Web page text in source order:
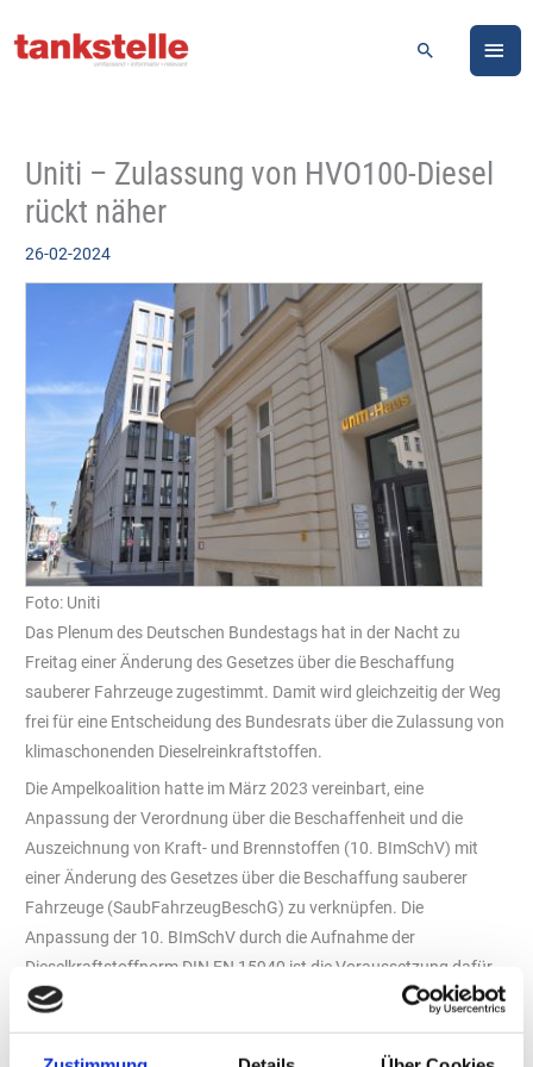
Inhalt
Suchen
Uniti – Zulassung von HVO100-Diesel
rückt näher
26-02-2024
Foto: Uniti
Das Plenum des Deutschen Bundestags hat in der Nacht zu
Freitag einer Änderung des Gesetzes über die Beschaffung
sauberer Fahrzeuge zugestimmt. Damit wird gleichzeitig der Weg
frei für eine Entscheidung des Bundesrats über die Zulassung von
klimaschonenden Dieselreinkraftstoffen.
Die Ampelkoalition hatte im März 2023 vereinbart, eine
Anpassung der Verordnung über die Beschaffenheit und die
Auszeichnung von Kraft- und Brennstoffen (10. BImSchV) mit
einer Änderung des Gesetzes über die Beschaffung sauberer
Fahrzeuge (SaubFahrzeugBeschG) zu verknüpfen. Die
Anpassung der 10. BImSchV durch die Aufnahme der
Dieselkraftstoffnorm DIN EN 15940 ist die Voraussetzung dafür,
dass klimaschonende synthetische Reinkraftstoffe wie biogener
Tankstellen in Deutschland vertrieben werden können. Diese